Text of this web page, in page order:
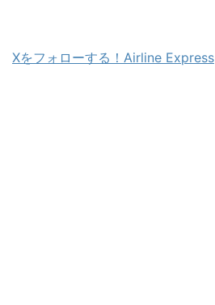
Xをフォローする！Airline Express